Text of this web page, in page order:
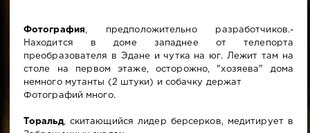
Фотография , предположительно разработчиков.-
Находится в доме западнее от телепорта
преобразователя в Эдане и чутка на юг. Лежит там на
столе на первом этаже, осторожно, "хозяева" дома
немного мутанты (2 штуки) и собачку держат
Фотографий много.
Торальд, скитающийся лидер берсерков, медитирует в